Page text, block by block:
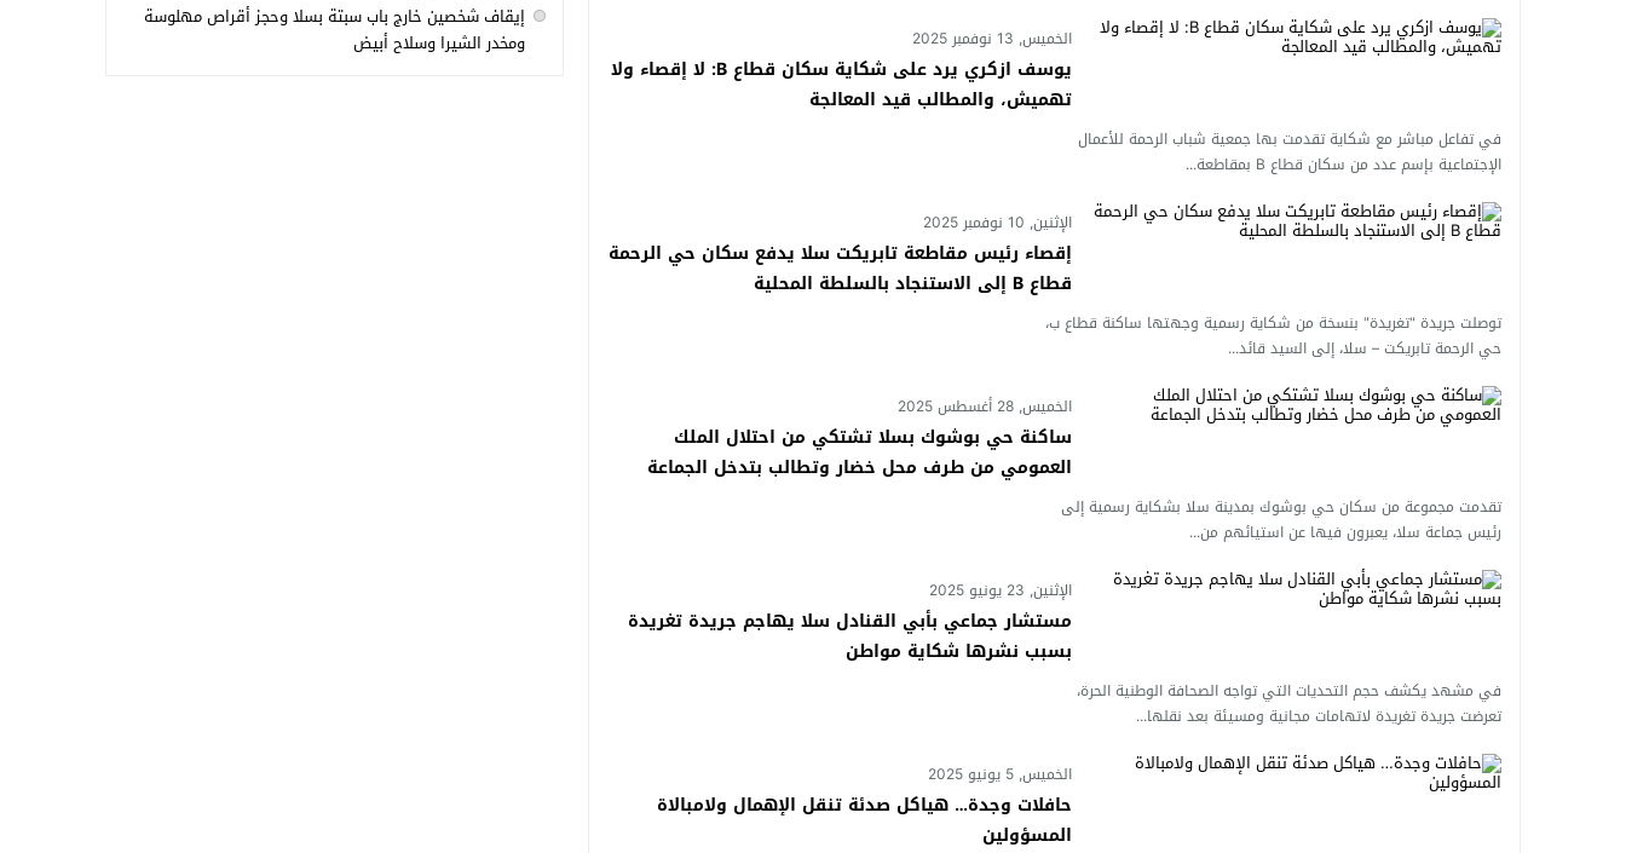
جماعة السهول تبرر أزمة الأزبال بالإكراهات المالية والإدارية والساكنة تطالب بالخدمة قبل الأعذار
سلا المدينة تشن حرباً بلا هوادة على تجار السموم.. سقوط مروجين مبحوث عنهما وحجز مخدرات وأقراص مهلوسة
الخميس, 13 نوفمبر 2025
يوسف ازكري يرد على شكاية سكان قطاع B: لا إقصاء ولا
تهميش، والمطالب قيد المعالجة
في تفاعل مباشر مع شكاية تقدمت بها جمعية شباب الرحمة للأعمال
الإجتماعية بإسم عدد من سكان قطاع B بمقاطعة...
الإثنين, 10 نوفمبر 2025
إقصاء رئيس مقاطعة تابريكت سلا يدفع سكان حي الرحمة
قطاع B إلى الاستنجاد بالسلطة المحلية
توصلت جريدة "تغريدة" بنسخة من شكاية رسمية وجهتها ساكنة قطاع ب،
حي الرحمة تابريكت – سلا، إلى السيد قائد...
الخميس, 28 أغسطس 2025
ساكنة حي بوشوك بسلا تشتكي من احتلال الملك
العمومي من طرف محل خضار وتطالب بتدخل الجماعة
تقدمت مجموعة من سكان حي بوشوك بمدينة سلا بشكاية رسمية إلى
رئيس جماعة سلا، يعبرون فيها عن استيائهم من...
الإثنين, 23 يونيو 2025
مستشار جماعي بأبي القنادل سلا يهاجم جريدة تغريدة
بسبب نشرها شكاية مواطن
في مشهد يكشف حجم التحديات التي تواجه الصحافة الوطنية الحرة،
تعرضت جريدة تغريدة لاتهامات مجانية ومسيئة بعد نقلها...
الخميس, 5 يونيو 2025
حافلات وجدة… هياكل صدئة تنقل الإهمال ولامبالاة
المسؤولين
إيقاف شخصين خارج باب سبتة بسلا وحجز أقراص مهلوسة
ومخدر الشيرا وسلاح أبيض